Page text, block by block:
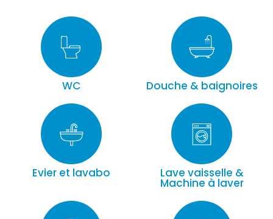
WC Douche & baignoires
Evier et lavabo Lave vaisselle &
Machine à laver